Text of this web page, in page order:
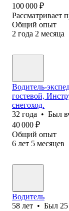
100 000 ₽
Рассматривает
Общий опыт
2 года 2 месяца
Водитель-
гостевой,
снегоход.
32 года • Был
40 000 ₽
Общий опыт
6 лет 5 месяцев
Водитель
58 лет • Был